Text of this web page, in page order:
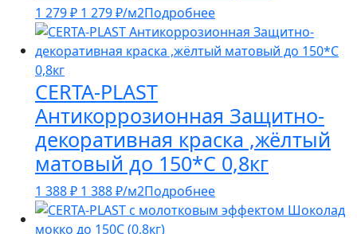
1 279₽ 1 279₽/м2Подробнее
CERTA-PLAST
Антикоррозионная Защитно-
декоративная краска ,жёлтый
матовый до 150*С 0,8кг
1 388₽ 1 388₽/м2Подробнее